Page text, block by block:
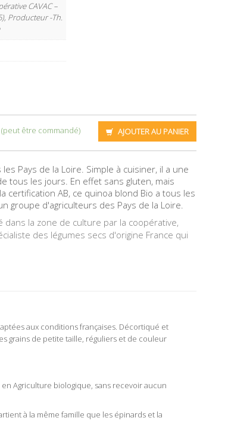
CAVAC –
Producteur -Th.
AJOUTER AU PANIER
(peut être commandé)
Pays de la Loire. Simple à cuisiner, il a une
tous les jours. En effet sans gluten, mais
AB, ce quinoa blond Bio a tous les
groupe d'agriculteurs des Pays de la Loire.
la zone de culture par la coopérative,
des légumes secs d'origine France qui
aux conditions françaises. Décortiqué et
grains de petite taille, réguliers et de couleur
Agriculture biologique, sans recevoir aucun
à la même famille que les épinards et la